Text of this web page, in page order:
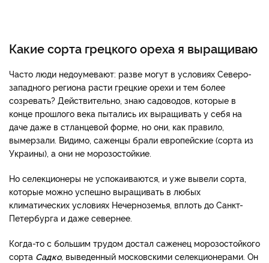
Какие сорта грецкого ореха я выращиваю
Часто люди недоумевают: разве могут в условиях Северо-
западного региона расти грецкие орехи и тем более
созревать? Действительно, знаю садоводов, которые в
конце прошлого века пытались их выращивать у себя на
даче даже в стланцевой форме, но они, как правило,
вымерзали. Видимо, саженцы брали европейские (сорта из
Украины), а они не морозостойкие.
Но селекционеры не успокаиваются, и уже вывели сорта,
которые можно успешно выращивать в любых
климатических условиях Нечерноземья, вплоть до Санкт-
Петербурга и даже севернее.
Когда-то с большим трудом достал саженец морозостойкого
сорта Садко, выведенный московскими селекционерами. Он